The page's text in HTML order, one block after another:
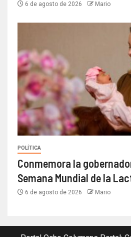
6 de agosto de 2026 Mario
POLÍTICA
Conmemora la
Semana Mundial de la
6 de agosto de 2026 Mario